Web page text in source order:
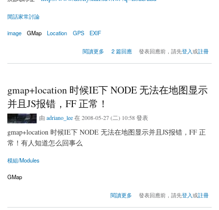
閒話家常討論
image GMap Location GPS EXIF
閱讀更多 2 篇回應 發表回應前，請先登入或註冊
gmap+location 时候IE下 NODE 无法在地图显示
并且JS报错，FF 正常！
由 adriano_lee在 2008-05-27 (二) 10:58 發表
gmap+location 时候IE下 NODE 无法在地图显示并且JS报错，FF 正
常！有人知道怎么回事么
模組/Modules
GMap
閱讀更多
關於gmap+location 时候IE下 NODE 无法在地图显示并且JS报错，FF 正常！
發表回應前，請先登入或註冊